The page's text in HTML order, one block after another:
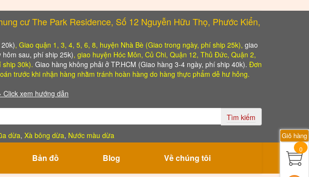
cư The Park Residence, Số 12 Nguyễn Hữu Thọ, Phước Kiển,
, Giao quận 1, 3, 4, 5, 6, 8, huyện Nhà Bè (Giao trong ngày, phí ship 25k), giao
sau, phí ship 25k), giao huyện Hóc Môn, Củ Chi, Quận 12, Thủ Đức, Quận 2,
ship 30k). Giao hàng không phải ở TP.HCM (Giao hàng 3-4 ngày, phí ship 40k). Đơn
trước khi nhận hàng nhằm tránh hoàn hàng do hàng thực phẩm dễ hư hỏng.
Click xem hướng dẫn
Tìm kiếm
dừa, Xà bông dừa, Nước màu dừa
Bản đồ Blog Về chúng tôi
Giỏ hàng
0